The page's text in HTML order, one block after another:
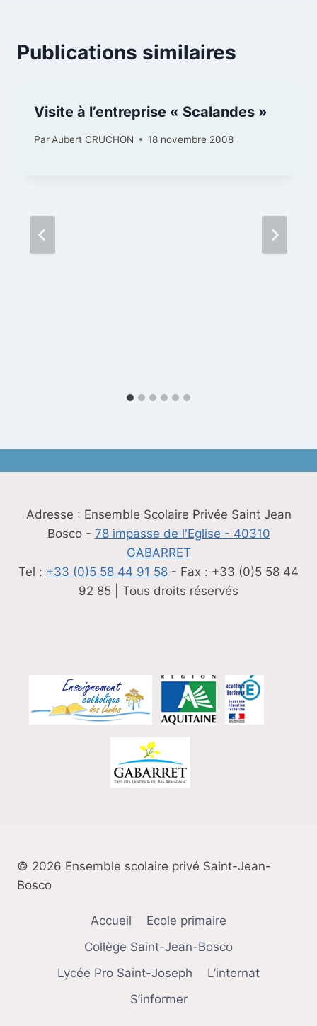
Publications similaires
Visite à l’entreprise « Scalandes »
Par Aubert CRUCHON 18 novembre 2008
Adresse : Ensemble Scolaire Privée Saint Jean
Bosco - 78 impasse de l'Eglise - 40310
GABARRET
Tel : +33 (0)5 58 44 91 58 - Fax : +33 (0)5 58 44
92 85 | Tous droits réservés
© 2026 Ensemble scolaire privé Saint-Jean-
Bosco
Accueil
Ecole primaire
Collège Saint-Jean-Bosco
Lycée Pro Saint-Joseph
L’internat
S’informer